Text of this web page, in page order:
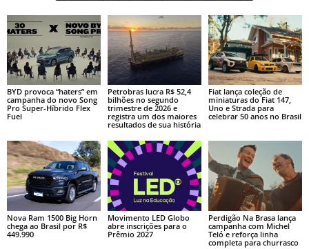
BYD provoca “haters” em
campanha do novo Song
Pro Super-Híbrido Flex
Fuel
Petrobras lucra R$ 52,4
bilhões no segundo
trimestre de 2026 e
registra um dos maiores
resultados de sua história
Fiat lança coleção de
miniaturas do Fiat 147,
Uno e Strada para
celebrar 50 anos no Brasil
Nova Ram 1500 Big Horn
chega ao Brasil por R$
449.990
Movimento LED Globo
abre inscrições para o
Prêmio 2027
Perdigão Na Brasa lança
campanha com Michel
Teló e reforça linha
completa para churrasco